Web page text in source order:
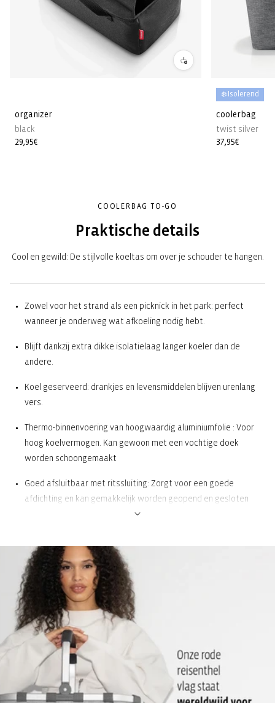
organizer
black
Normale
29,95€
❄️ Isolerend
coolerbag
twist silver
Normale
37,95€
COOLERBAG TO-GO
Praktische details
Cool en gewild: De stijlvolle koeltas om over je schouder te hangen.
Zowel voor het strand als een picknick in het park: perfect
wanneer je onderweg wat afkoeling nodig hebt.
Blijft dankzij extra dikke isolatielaag langer koeler dan de
andere.
Koel geserveerd: drankjes en levensmiddelen blijven urenlang
vers.
Thermo-binnenvoering van hoogwaardig aluminiumfolie : Voor
hoog koelvermogen. Kan gewoon met een vochtige doek
worden schoongemaakt
Goed afsluitbaar met ritssluiting: Zorgt voor een goede
afdichting en kan gemakkelijk worden geopend en gesloten
Verstelbare, niet-afneembare schouderriem: Individueel
aanpasbaar
Groot hoofdvak met net-insteekvak aan de binnenkant: Voor
food & drinks en het voor het apart opbergen van servetten en
bestek